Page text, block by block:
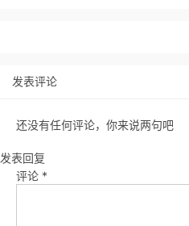
发表评论
还没有任何评论，你来说两句吧
发表回复
评论 *